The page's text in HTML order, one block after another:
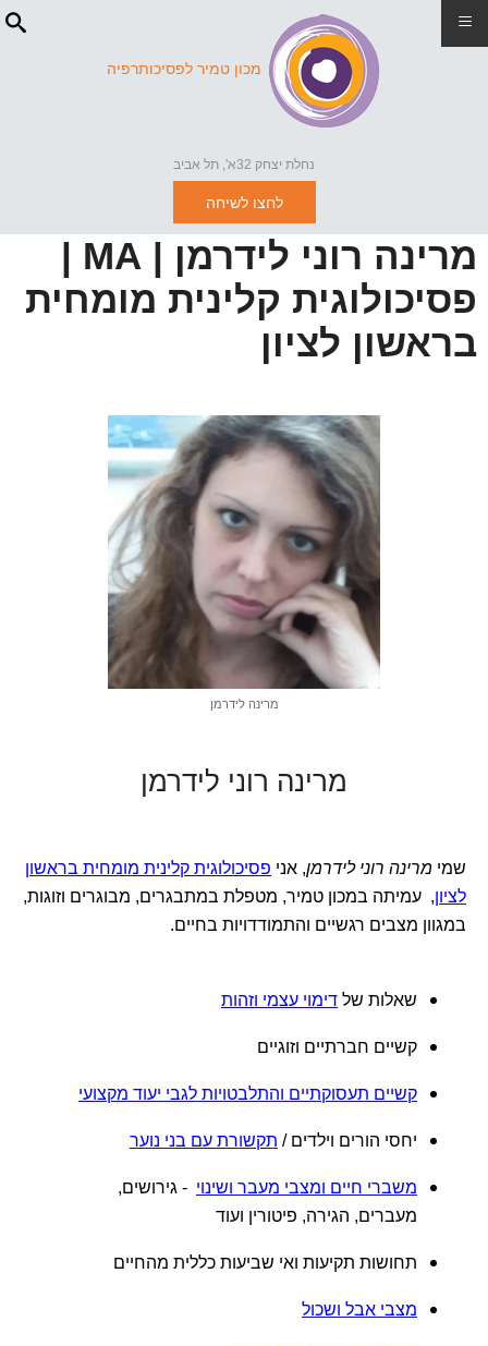
מכון טמיר לפסיכותרפיה
נחלת יצחק 32א', תל אביב
לחצו לשיחה
מרינה רוני לידרמן | MA |
פסיכולוגית קלינית מומחית
בראשון לציון
מרינה לידרמן
מרינה רוני לידרמן
שמי מרינה רוני לידרמן, אני פסיכולוגית קלינית מומחית בראשון
לציון, עמיתה במכון טמיר, מטפלת במתבגרים, מבוגרים וזוגות,
במגוון מצבים רגשיים והתמודדויות בחיים.
שאלות של דימוי עצמי וזהות
קשיים חברתיים וזוגיים
קשיים תעסוקתיים והתלבטויות לגבי יעוד מקצועי
יחסי הורים וילדים / תקשורת עם בני נוער
משברי חיים ומצבי מעבר ושינוי - גירושים,
מעברים, הגירה, פיטורין ועוד
תחושות תקיעות ואי שביעות כללית מהחיים
מצבי אבל ושכול
≡